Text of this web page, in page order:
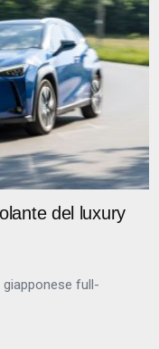
del luxury
giapponese full-